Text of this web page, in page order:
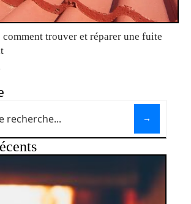
trouver et réparer une fuite